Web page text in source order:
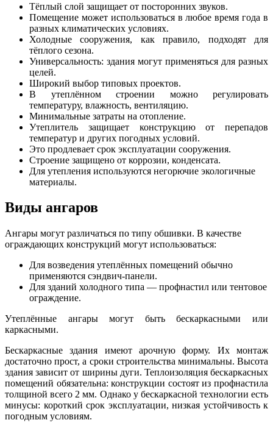
Тёплый слой защищает от посторонних звуков.
Помещение может использоваться в любое время года в
разных климатических условиях.
Холодные сооружения, как правило, подходят для
тёплого сезона.
Универсальность: здания могут применяться для разных
целей.
Широкий выбор типовых проектов.
В утеплённом строении можно регулировать
температуру, влажность, вентиляцию.
Минимальные затраты на отопление.
Утеплитель защищает конструкцию от перепадов
температур и других погодных условий.
Это продлевает срок эксплуатации сооружения.
Строение защищено от коррозии, конденсата.
Для утепления используются негорючие экологичные
материалы.
Виды ангаров
Ангары могут различаться по типу обшивки. В качестве
ограждающих конструкций могут использоваться:
Для возведения утеплённых помещений обычно
применяются сэндвич-панели.
Для зданий холодного типа — профнастил или тентовое
ограждение.
Утеплённые ангары могут быть бескаркасными или
каркасными.
Бескаркасные здания имеют арочную форму. Их монтаж
достаточно прост, а сроки строительства минимальны. Высота
здания зависит от ширины дуги. Теплоизоляция бескаркасных
помещений обязательна: конструкции состоят из профнастила
толщиной всего 2 мм. Однако у бескаркасной технологии есть
минусы: короткий срок эксплуатации, низкая устойчивость к
погодным условиям.